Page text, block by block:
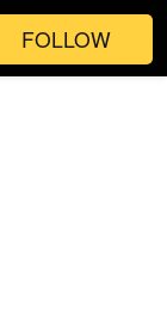
FOLLOW